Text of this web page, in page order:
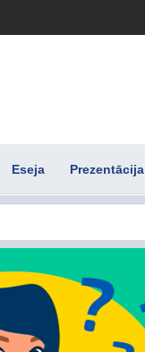
Eseja Prezentācija